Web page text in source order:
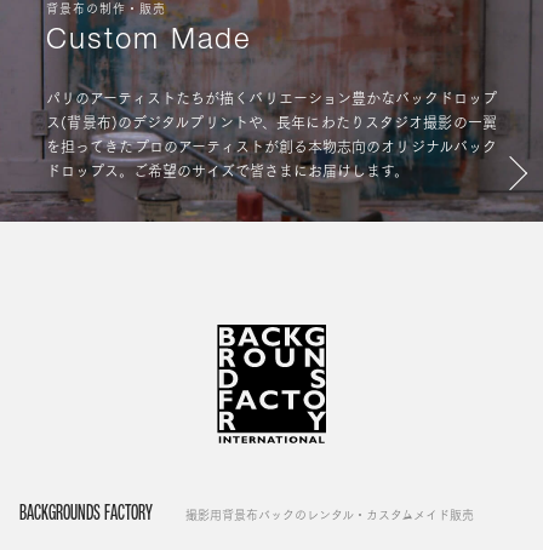
背景布の制作・販売
Custom Made
パリのアーティストたちが描くバリエーション豊かなバックドロップ
ス(背景布)のデジタルプリントや、長年にわたりスタジオ撮影の一翼
を担ってきたプロのアーティストが創る本物志向のオリジナルバック
ドロップス。ご希望のサイズで皆さまにお届けします。
BACKGROUNDS FACTORY 撮影用背景布バックのレンタル・カスタムメイド販売